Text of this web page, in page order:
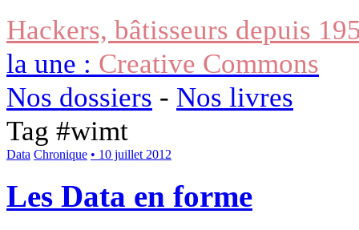
Hackers, bâtisseurs depuis
la une : Creative Commons
Nos dossiers - Nos livres
Tag #wimt
Data Chronique • 10 juillet 2012
Les Data en forme